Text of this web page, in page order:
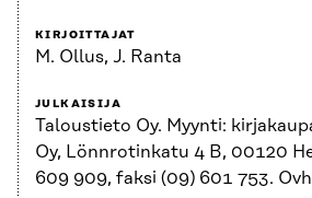
KIRJOITTAJAT
M. Ollus, J. Ranta
JULKAISIJA
Taloustieto Oy. Myynti:
Oy, Lönnrotinkatu 4 B, 00120
609 909, faksi (09) 601 753.